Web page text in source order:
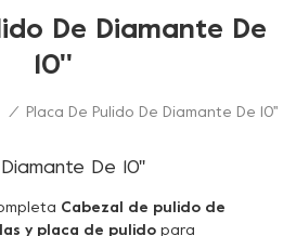
De Diamante De
10''
/ Placa De Pulido De Diamante De 10''
De 10''
Cabezal de pulido de
y placa de pulido para